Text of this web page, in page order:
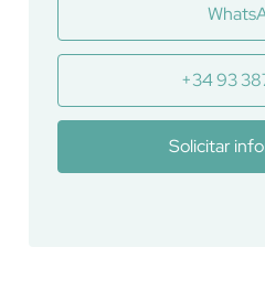
+34 93
Solicitar